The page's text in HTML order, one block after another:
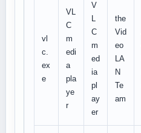
vl
c.
ex
e
VL
C
m
edi
a
pla
ye
r
V
L
C
m
ed
ia
pl
ay
er
the
Vid
eo
LA
N
Te
am